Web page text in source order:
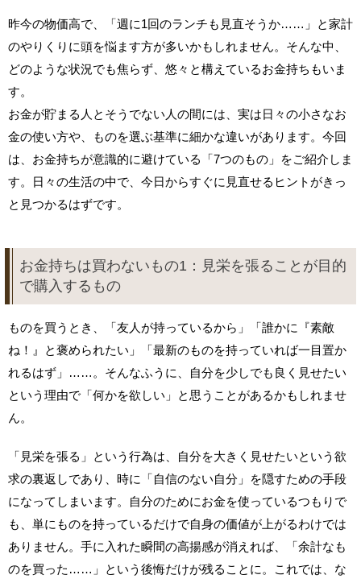
昨今の物価高で、「週に1回のランチも見直そうか……」と家計
のやりくりに頭を悩ます方が多いかもしれません。そんな中、
どのような状況でも焦らず、悠々と構えているお金持ちもいま
す。
お金が貯まる人とそうでない人の間には、実は日々の小さなお
金の使い方や、ものを選ぶ基準に細かな違いがあります。今回
は、お金持ちが意識的に避けている「7つのもの」をご紹介しま
す。日々の生活の中で、今日からすぐに見直せるヒントがきっ
と見つかるはずです。
お金持ちは買わないもの1：見栄を張ることが目的
で購入するもの
ものを買うとき、「友人が持っているから」「誰かに『素敵
ね！』と褒められたい」「最新のものを持っていれば一目置か
れるはず」……。そんなふうに、自分を少しでも良く見せたい
という理由で「何かを欲しい」と思うことがあるかもしれませ
ん。
「見栄を張る」という行為は、自分を大きく見せたいという欲
求の裏返しであり、時に「自信のない自分」を隠すための手段
になってしまいます。自分のためにお金を使っているつもりで
も、単にものを持っているだけで自身の価値が上がるわけでは
ありません。手に入れた瞬間の高揚感が消えれば、「余計なも
のを買った……」という後悔だけが残ることに。これでは、な